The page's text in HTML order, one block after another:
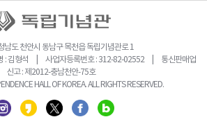
남도 천안시 동남구 목천읍 독립기념관로 1
: 김형석 | 사업자등록번호 : 312-82-02552 | 통신판매업
신고 : 제2012-충남천안-75호
HALL OF KOREA. ALL RIGHTS RESERVED.